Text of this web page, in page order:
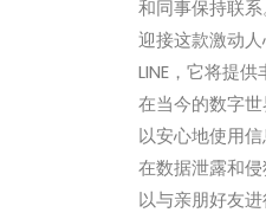
和同事保持联
迎接这款激动
LINE，它将提
在当今的数字
以安心地使用
在数据泄露和
以与亲朋好友进